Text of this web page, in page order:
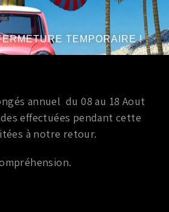
/ 350Z / 370Z
€
TEMPORAIRE !
annuel du 08 au 18 Aout
effectuées pendant cette
à notre retour.